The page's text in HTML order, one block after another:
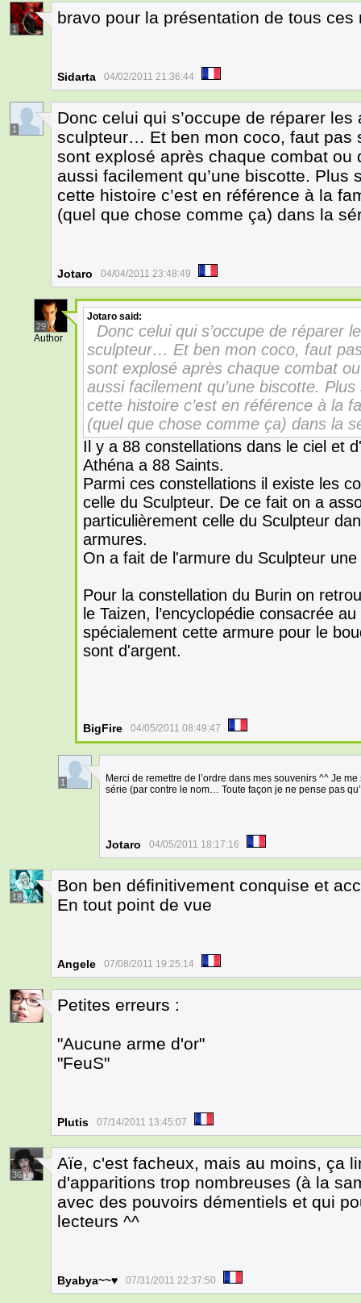
1
bravo pour la présentation de tous
Sidarta 04/02/2011 21:36:44
1
Donc celui qui s’occupe de réparer
sculpteur… Et ben mon coco, faut pas
sont explosé après chaque combat ou
aussi facilement qu’une biscotte.
cette histoire c’est en référence à la
(quel que chose comme ça) dans la
Jotaro 04/04/2011 23:48:49
29
Author
Jotaro said:
Donc celui qui s’occupe de réparer
sculpteur… Et ben mon coco, faut
sont explosé après chaque combat
aussi facilement qu’une biscotte.
cette histoire c’est en référence à la
(quel que chose comme ça) dans la
Il y a 88 constellations dans le ciel et
Athéna a 88 Saints.
Parmi ces constellations il existe les
celle du Sculpteur. De ce fait on a
particulièrement celle du Sculpteur
armures.
On a fait de l'armure du Sculpteur
Pour la constellation du Burin on
le Taizen, l’encyclopédie consacrée
spécialement cette armure pour le
sont d'argent.
BigFire 04/05/2011 08:49:47
1
Merci de remettre de l’ordre dans mes souvenirs ^^ Je
série (par contre le nom… Toute façon je ne pense pas
Jotaro 04/05/2011 18:17:16
18
Bon ben définitivement conquise et
En tout point de vue
Angele 07/08/2011 19:25:14
7
Petites erreurs :
"Aucune arme d'or"
"FeuS"
Plutis 07/14/2011 13:45:07
36
Aïe, c'est facheux, mais au moins, ça
d'apparitions trop nombreuses (à la
avec des pouvoirs démentiels et qui
lecteurs ^^
Byabya~~♥ 07/31/2011 22:37:50